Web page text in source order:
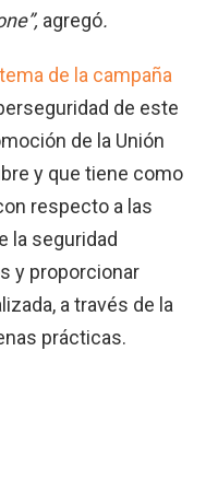
agregó.
de la campaña
de este
de la Unión
y que tiene como
respecto a las
la seguridad
y proporcionar
a través de la
prácticas.